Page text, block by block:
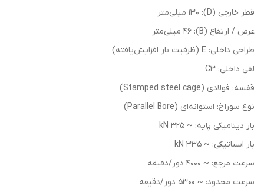
قطر خارجی (D): 130 میلی‌متر
عرض / ارتفاع (B): 46 میلی‌متر
طراحی داخلی: E (ظرفیت بار افزایش‌یافته)
لقی داخلی: C3
قفسه: فولادی (Stamped steel cage)
نوع سوراخ: استوانه‌ای (Parallel Bore)
بار دینامیکی پایه: ~ 325 kN
بار استاتیکی: ~ 335 kN
سرعت مرجع: ~ 4000 دور/دقیقه
سرعت محدود: ~ 5300 دور/دقیقه